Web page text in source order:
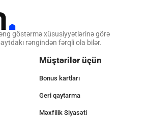
göstərmə xüsusiyyətlərinə görə
rəngindən fərqli ola bilər.
Müştərilər üçün
Bonus kartları
Geri qaytarma
Məxfilik Siyasəti